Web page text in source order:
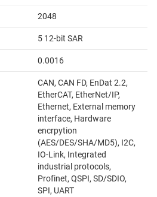
2048
5 12-bit SAR
0.0016
CAN, CAN FD, EnDat 2.2,
EtherCAT, EtherNet/IP,
Ethernet, External memory
interface, Hardware
encrpytion
(AES/DES/SHA/MD5), I2C,
IO-Link, Integrated
industrial protocols,
Profinet, QSPI, SD/SDIO,
SPI, UART